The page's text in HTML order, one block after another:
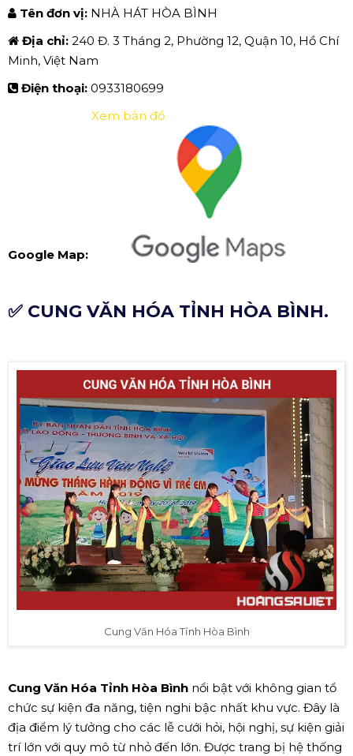
Tên đơn vị: NHÀ HÁT HÒA BÌNH
Địa chỉ: 240 Đ. 3 Tháng 2, Phường 12, Quận 10, Hồ Chí
Minh, Việt Nam
Điện thoại: 0933180699
Google Map:
Xem bản đồ
✅ CUNG VĂN HÓA TỈNH HÒA BÌNH.
Cung Văn Hóa Tỉnh Hòa Bình
Cung Văn Hóa Tỉnh Hòa Bình nổi bật với không gian tổ
chức sự kiện đa năng, tiện nghi bậc nhất khu vực. Đây là
địa điểm lý tưởng cho các lễ cưới hỏi, hội nghị, sự kiện giải
trí lớn với quy mô từ nhỏ đến lớn. Được trang bị hệ thống